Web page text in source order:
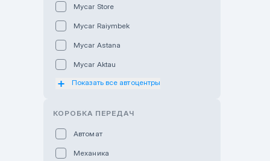
Mycar Store
Mycar Raiymbek
Mycar Astana
Mycar Aktau
Mycar Uralsk
Показать все автоцентры
КОРОБКА ПЕРЕДАЧ
Автомат
Механика